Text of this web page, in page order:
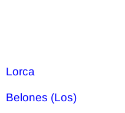
Lorca
Belones (Los)